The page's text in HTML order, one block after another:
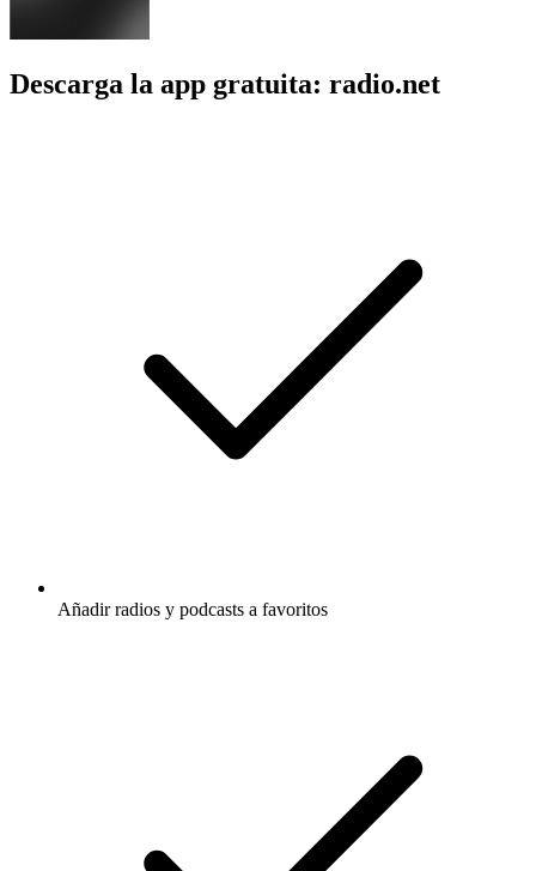
Descarga la app gratuita: radio.net
Añadir radios y podcasts a favoritos